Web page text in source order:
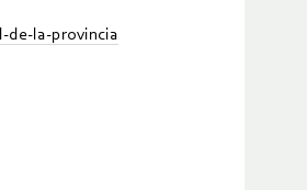
de-la-provincia